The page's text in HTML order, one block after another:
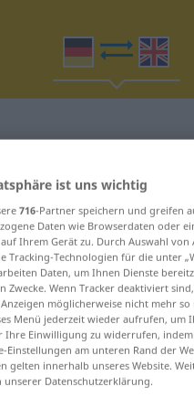
Englisch Wörterbuch
Englisch
: Adjektiv
ist uns wichtig
716-Partner speichern und greifen
Daten wie Browserdaten oder
Ihrem Gerät zu. Durch Auswahl von
Tracking-Technologien für die unter
Daten, um Ihnen Dienste
Zwecke. Wenn Tracker deaktiviert
möglicherweise nicht mehr so
Menü jederzeit wieder aufrufen, um
Ihre Einwilligung zu widerrufen, indem
Einstellungen am unteren Rand der
gelten innerhalb unseres Website.
unserer Datenschutzerklärung.